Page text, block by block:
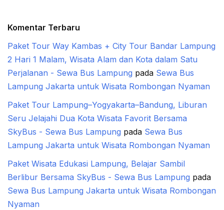
Komentar Terbaru
Paket Tour Way Kambas + City Tour Bandar Lampung
2 Hari 1 Malam, Wisata Alam dan Kota dalam Satu
Perjalanan - Sewa Bus Lampung pada Sewa Bus
Lampung Jakarta untuk Wisata Rombongan Nyaman
Paket Tour Lampung–Yogyakarta–Bandung, Liburan
Seru Jelajahi Dua Kota Wisata Favorit Bersama
SkyBus - Sewa Bus Lampung pada Sewa Bus
Lampung Jakarta untuk Wisata Rombongan Nyaman
Paket Wisata Edukasi Lampung, Belajar Sambil
Berlibur Bersama SkyBus - Sewa Bus Lampung pada
Sewa Bus Lampung Jakarta untuk Wisata Rombongan
Nyaman